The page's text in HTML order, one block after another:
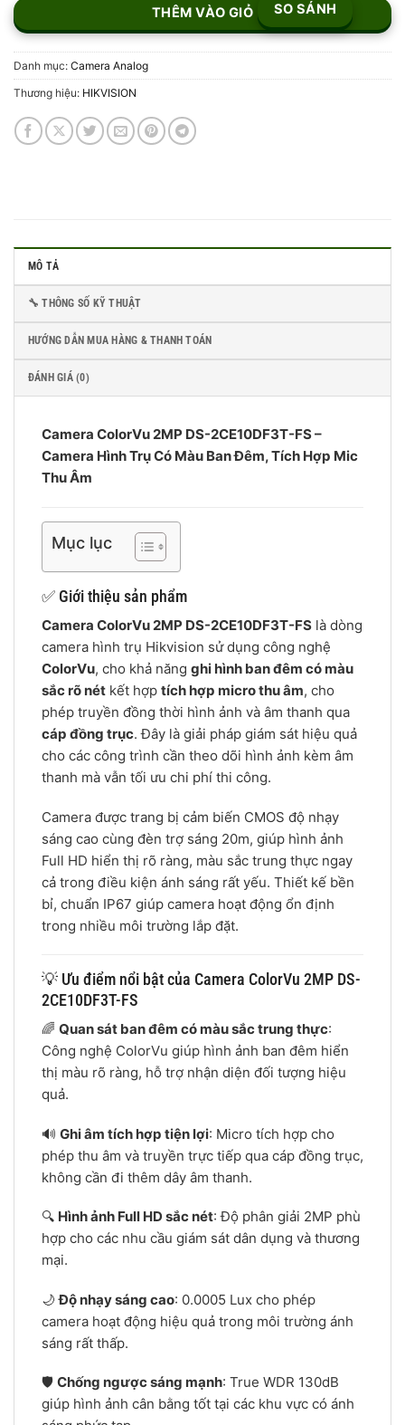
THÊM VÀO GIỎ SO SÁNH
Danh mục: Camera Analog
Thương hiệu: HIKVISION
MÔ TẢ
🔧 THÔNG SỐ KỸ THUẬT
HƯỚNG DẪN MUA HÀNG & THANH TOÁN
ĐÁNH GIÁ (0)
Camera ColorVu 2MP DS-2CE10DF3T-FS –
Camera Hình Trụ Có Màu Ban Đêm, Tích Hợp Mic
Thu Âm
Mục lục
✅ Giới thiệu sản phẩm
Camera ColorVu 2MP DS-2CE10DF3T-FS là dòng
camera hình trụ Hikvision sử dụng công nghệ
ColorVu, cho khả năng ghi hình ban đêm có màu
sắc rõ nét kết hợp tích hợp micro thu âm, cho
phép truyền đồng thời hình ảnh và âm thanh qua
cáp đồng trục. Đây là giải pháp giám sát hiệu quả
cho các công trình cần theo dõi hình ảnh kèm âm
thanh mà vẫn tối ưu chi phí thi công.
Camera được trang bị cảm biến CMOS độ nhạy
sáng cao cùng đèn trợ sáng 20m, giúp hình ảnh
Full HD hiển thị rõ ràng, màu sắc trung thực ngay
cả trong điều kiện ánh sáng rất yếu. Thiết kế bền
bỉ, chuẩn IP67 giúp camera hoạt động ổn định
trong nhiều môi trường lắp đặt.
💡 Ưu điểm nổi bật của Camera ColorVu 2MP DS-
2CE10DF3T-FS
🌈 Quan sát ban đêm có màu sắc trung thực:
Công nghệ ColorVu giúp hình ảnh ban đêm hiển
thị màu rõ ràng, hỗ trợ nhận diện đối tượng hiệu
quả.
🔊 Ghi âm tích hợp tiện lợi: Micro tích hợp cho
phép thu âm và truyền trực tiếp qua cáp đồng trục,
không cần đi thêm dây âm thanh.
🔍 Hình ảnh Full HD sắc nét: Độ phân giải 2MP phù
hợp cho các nhu cầu giám sát dân dụng và thương
mại.
🌙Độ nhạy sáng cao: 0.0005 Lux cho phép
camera hoạt động hiệu quả trong môi trường ánh
sáng rất thấp.
🛡️ Chống ngược sáng mạnh: True WDR 130dB
giúp hình ảnh cân bằng tốt tại các khu vực có ánh